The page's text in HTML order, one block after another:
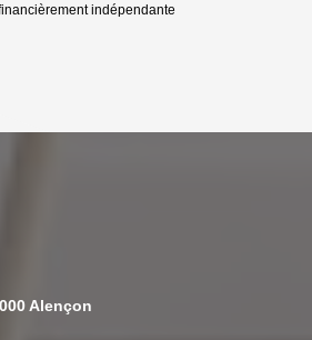
indépendante
Alençon